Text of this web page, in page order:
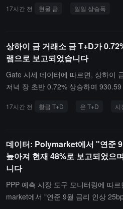
만 명 증가, 이전 값은 5.7만 명 증가였
17시간 전 현물 금 일일 상승폭
상하이 금 거래소 금 T+D가
램으로 보고되었습니다
Gate 시세 데이터에 따르면, 상하이
저녁 장 초반 0.72% 상승하여
고 있습니다.
17시간 전 황금 T+D 은 T+D 시
데이터: Polymarket에서 "연준
높아져 현재 48%로 보고되었으
니다
PPP 예측 시장 도구 모니터링에 따
market에서 "연준 9월 금리 인상